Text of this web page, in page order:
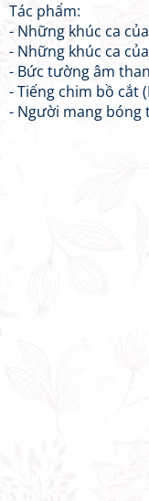
Tác phẩm:
- Những khúc ca
- Những khúc ca
- Bức tường âm
- Tiếng chim bồ cắt
- Người mang bóng